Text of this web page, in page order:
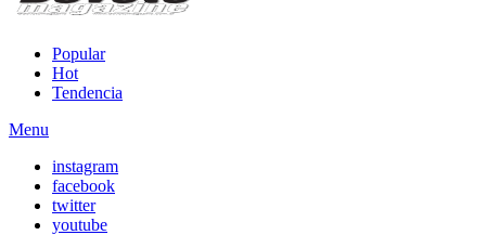
Popular
Hot
Tendencia
Menu
instagram
facebook
twitter
youtube